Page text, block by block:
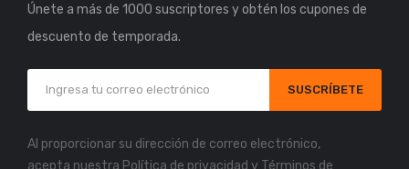
Únete a más de 1000 suscriptores y obtén los cupones de
descuento de temporada.
SUSCRÍBETE
Al proporcionar su dirección de correo electrónico,
acepta nuestra Política de privacidad y Términos de